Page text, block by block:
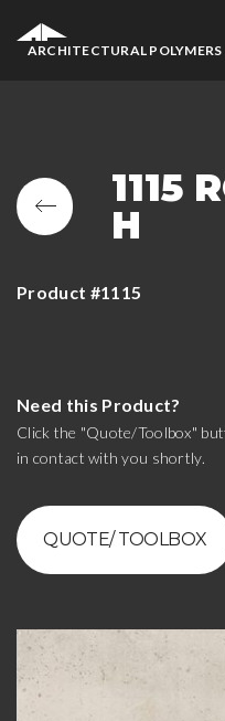
ARCHITECTURAL POLYMERS
1115
H
Product #1115
Need this Product?
Click the "Quote/Toolbox"
in contact with you shortly.
QUOTE/ TOOLBOX